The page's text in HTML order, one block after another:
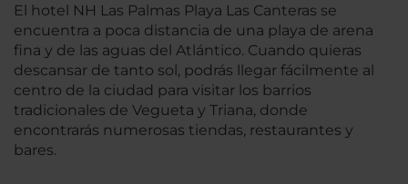
El hotel NH Las Palmas Playa Las Canteras se
encuentra a poca distancia de una playa de arena
fina y de las aguas del Atlántico. Cuando quieras
descansar de tanto sol, podrás llegar fácilmente al
centro de la ciudad para visitar los barrios
tradicionales de Vegueta y Triana, donde
encontrarás numerosas tiendas, restaurantes y
bares.